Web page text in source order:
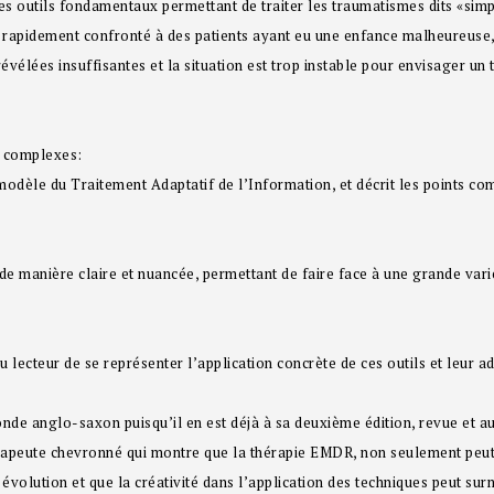
outils fondamentaux permettant de traiter les traumatismes dits
confronté à des patients ayant eu une enfance
insuffisantes et la situation est trop instable pour envisager un
du Traitement Adaptatif de l’Information, et décrit les points
manière claire et nuancée, permettant de faire face à une grande
de se représenter l’application concrète de ces outils et leur
anglo-saxon puisqu’il en est déjà à sa deuxième édition, revue et
chevronné qui montre que la thérapie EMDR, non seulement
et que la créativité dans l’application des techniques peut